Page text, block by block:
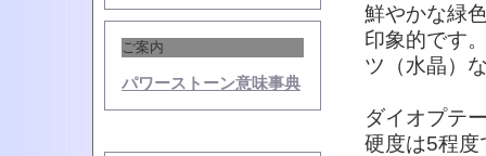
ご案内
パワーストーン意味事典
鮮やかな緑
印象的です
ツ（水晶）
ダイオプテ
硬度は5程度